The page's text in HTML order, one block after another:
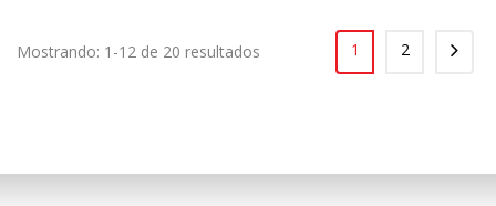
Mostrando: 1-12 de 20 resultados 1 2